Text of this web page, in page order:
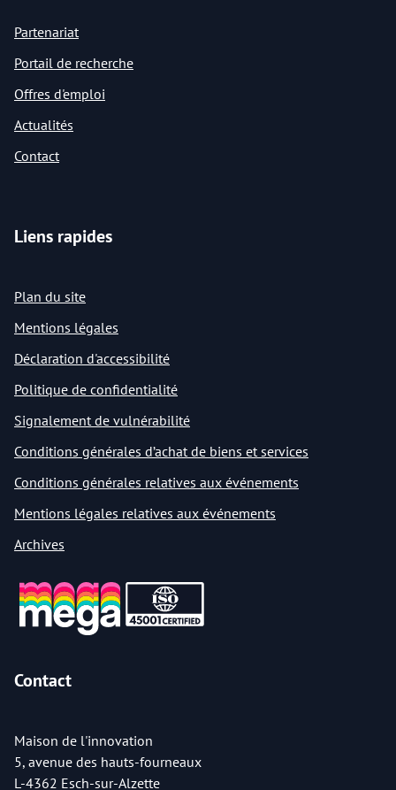
Partenariat
Portail de recherche
Offres d'emploi
Actualités
Contact
Liens rapides
Plan du site
Mentions légales
Déclaration d'accessibilité
Politique de confidentialité
Signalement de vulnérabilité
Conditions générales d’achat de biens et services
Conditions générales relatives aux événements
Mentions légales relatives aux événements
Archives
Contact
Maison de l'innovation
5, avenue des hauts-fourneaux
L-4362 Esch-sur-Alzette